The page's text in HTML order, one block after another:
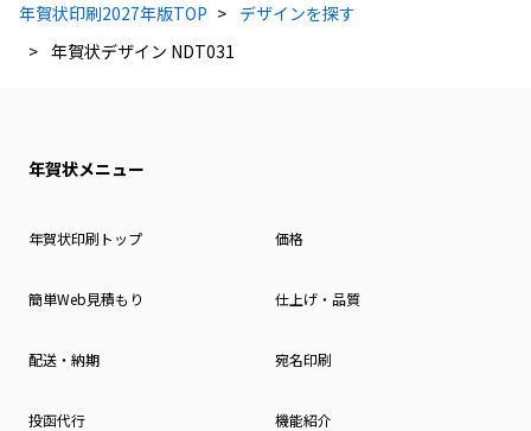
年賀状印刷2027年版TOP
デザインを探す
年賀状デザイン NDT031
年賀状メニュー
年賀状印刷トップ 価格
簡単Web見積もり 仕上げ・品質
配送・納期 宛名印刷
投函代行 機能紹介